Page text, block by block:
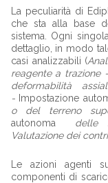
La peculiarità di
che sta alla base
sistema. Ogni
dettaglio, in modo
casi analizzabili (
reagente a trazione
deformabilità
- Impostazione
o del terreno
autonoma delle
Valutazione dei
Le azioni agenti
componenti di